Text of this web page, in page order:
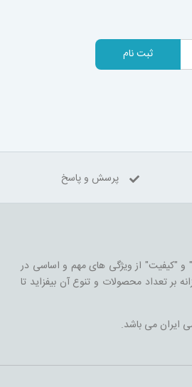
ثبت نام
پرسش و پاسخ
و "کیفیت" از ویژگی های مهم و اساسی در
بر تعداد محصولات و تنوع آن بیفزاید تا
ایران می باشد.